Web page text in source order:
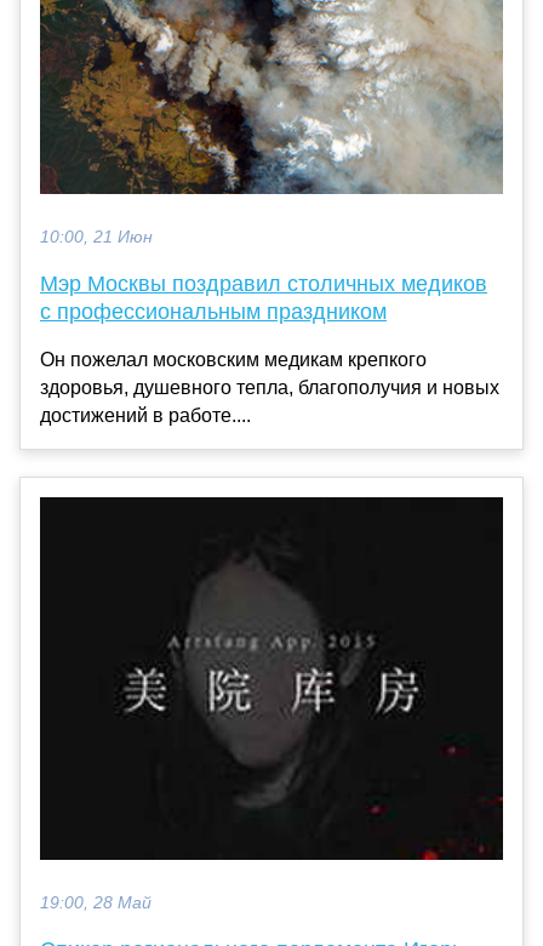
10:00, 21 Июн
Мэр Москвы поздравил столичных медиков
с профессиональным праздником
Он пожелал московским медикам крепкого
здоровья, душевного тепла, благополучия и новых
достижений в работе....
19:00, 28 Май